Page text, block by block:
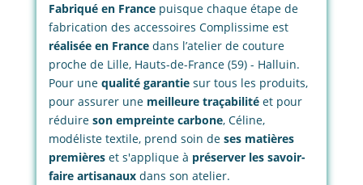
Fabriqué en Francepuisque chaque étape de
fabrication des accessoires Complissime est
réalisée en France dans l’atelier de couture
proche de Lille, Hauts-de-France (59) - Halluin.
Pour unequalité garantiesur tous les produits,
pour assurer une meilleure traçabilitéet pour
réduire son empreinte carbone, Céline,
modéliste textile, prend soin de ses matières
premières et s'applique à préserver les savoir-
faire artisanauxdans son atelier.